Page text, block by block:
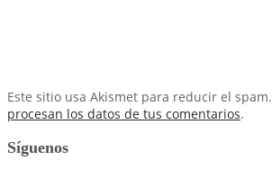
Este sitio usa Akismet para reducir el spam.
procesan los datos de tus comentarios.
Síguenos